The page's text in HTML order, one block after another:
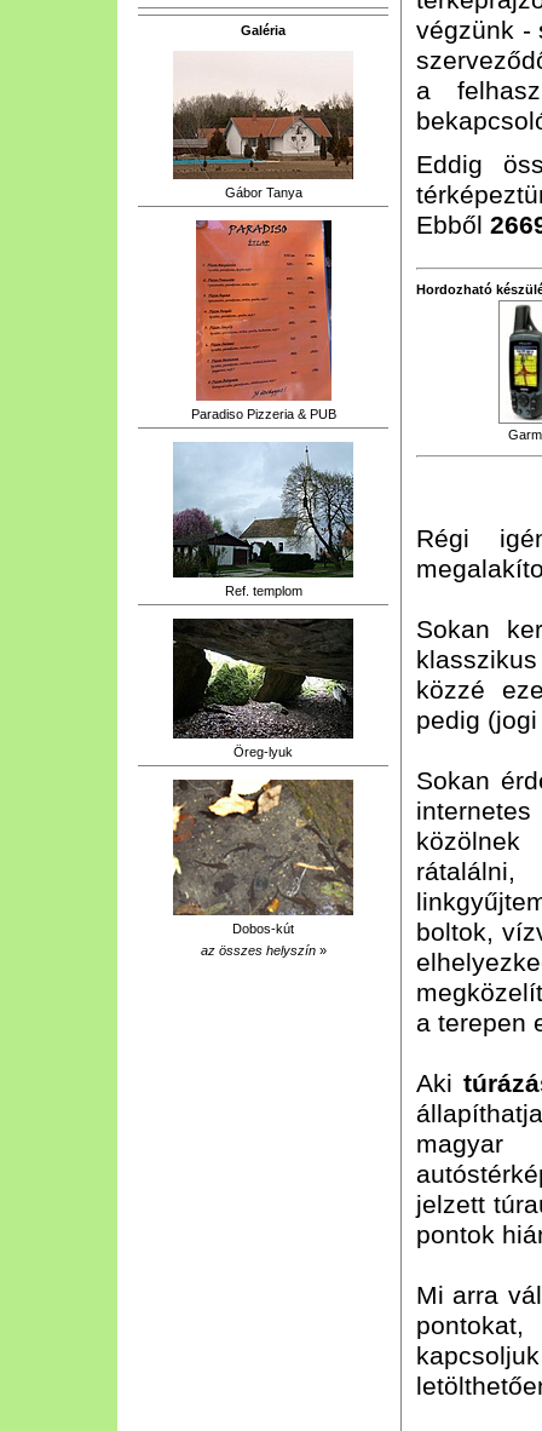
Galéria
Gábor Tanya
Paradiso Pizzeria & PUB
Ref. templom
Öreg-lyuk
Dobos-kút
az összes helyszín»
végzünk -
a
Eddig
Ebből
Hordozható
Régi
Sokan
közzé
pedig
Sokan
boltok,
a terepen
Aki
magyar
jelzett
pontok
Mi arra